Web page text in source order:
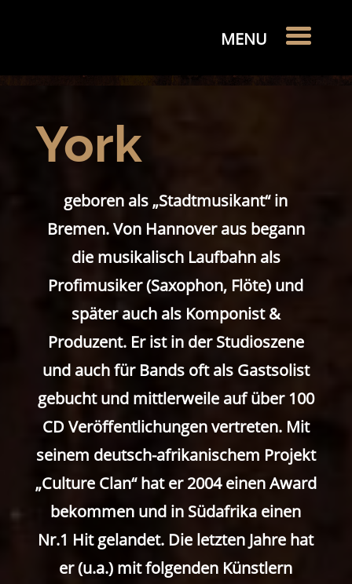
York
geboren als „Stadtmusikant“ in
Bremen. Von Hannover aus begann
die musikalisch Laufbahn als
Profimusiker (Saxophon, Flöte) und
später auch als Komponist &
Produzent. Er ist in der Studioszene
und auch für Bands oft als Gastsolist
gebucht und mittlerweile auf über 100
CD Veröffentlichungen vertreten. Mit
seinem deutsch-afrikanischem Projekt
„Culture Clan“ hat er 2004 einen Award
bekommen und in Südafrika einen
Nr.1 Hit gelandet. Die letzten Jahre hat
er (u.a.) mit folgenden Künstlern